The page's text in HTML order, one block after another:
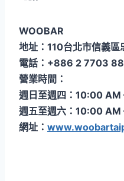
WOOBAR
地址：110台北市信義
電話：+886 2 7703
營業時間：
週日至週四：10:00
週五至週六：10:00
網址：